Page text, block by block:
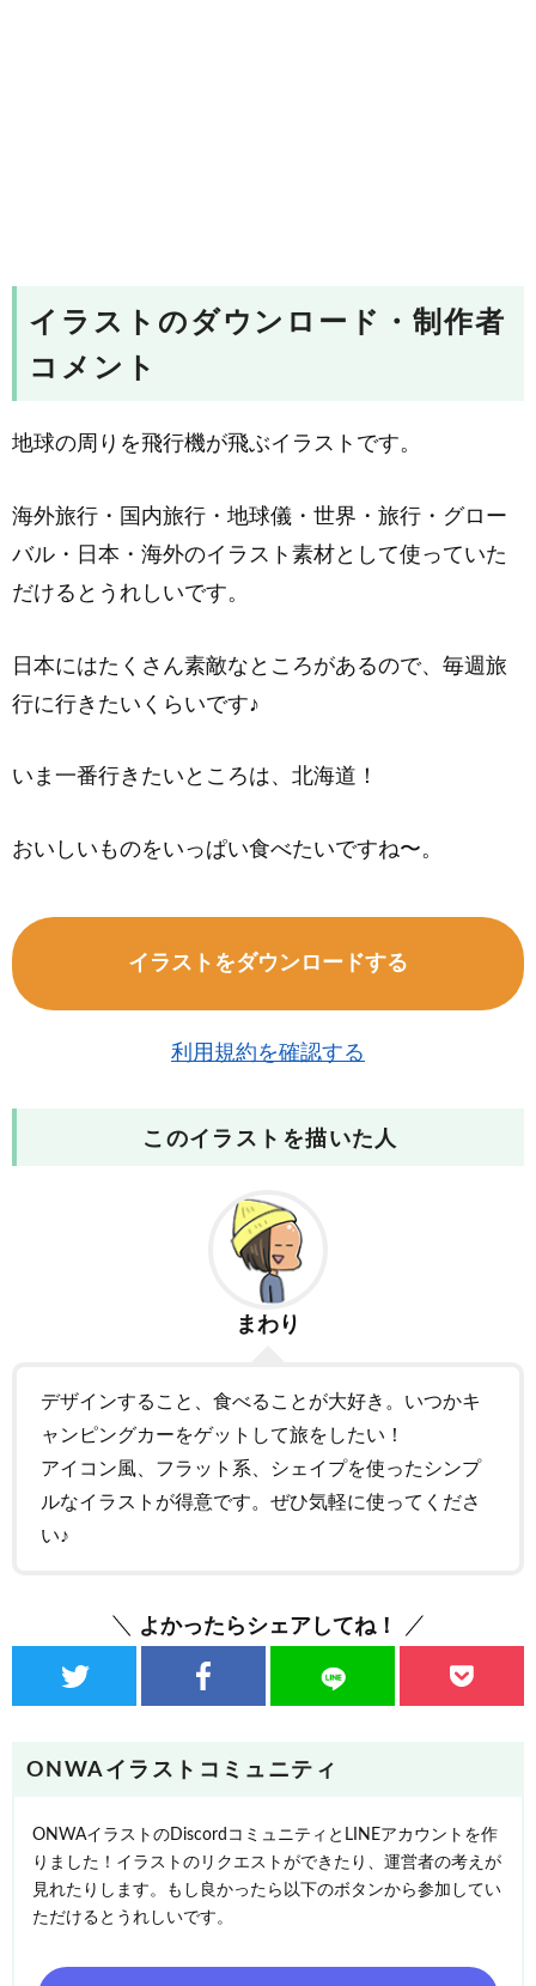
イラストのダウンロード・制作者
コメント
地球の周りを飛行機が飛ぶイラストです。
海外旅行・国内旅行・地球儀・世界・旅行・グロー
バル・日本・海外のイラスト素材として使っていた
だけるとうれしいです。
日本にはたくさん素敵なところがあるので、毎週旅
行に行きたいくらいです♪
いま一番行きたいところは、北海道！
おいしいものをいっぱい食べたいですね〜。
イラストをダウンロードする
利用規約を確認する
このイラストを描いた人
まわり
デザインすること、食べることが大好き。いつかキ
ャンピングカーをゲットして旅をしたい！
アイコン風、フラット系、シェイプを使ったシンプ
ルなイラストが得意です。ぜひ気軽に使ってくださ
い♪
よかったらシェアしてね！
ONWAイラストコミュニティ
ONWAイラストのDiscordコミュニティとLINEアカウントを作
りました！イラストのリクエストができたり、運営者の考えが
見れたりします。もし良かったら以下のボタンから参加してい
ただけるとうれしいです。